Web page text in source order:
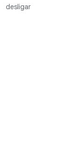
desligar